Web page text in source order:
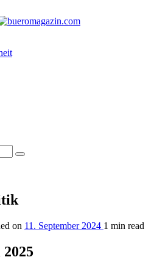
on 11. September 2024 1 min read
2025